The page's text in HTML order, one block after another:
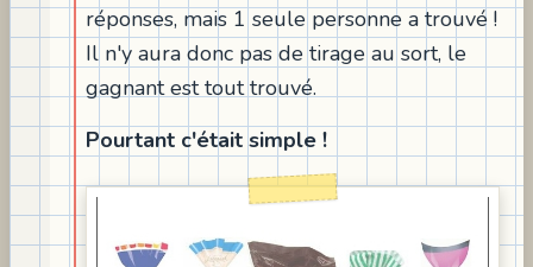
réponses, mais 1 seule personne a trouvé !
Il n'y aura donc pas de tirage au sort, le
gagnant est tout trouvé.
Pourtant c'était simple !